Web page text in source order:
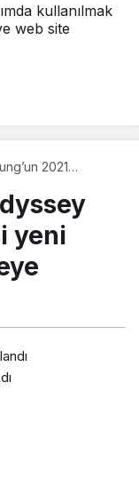
kullanılmak
web site
2021
üyeleri ile
devam
yeni